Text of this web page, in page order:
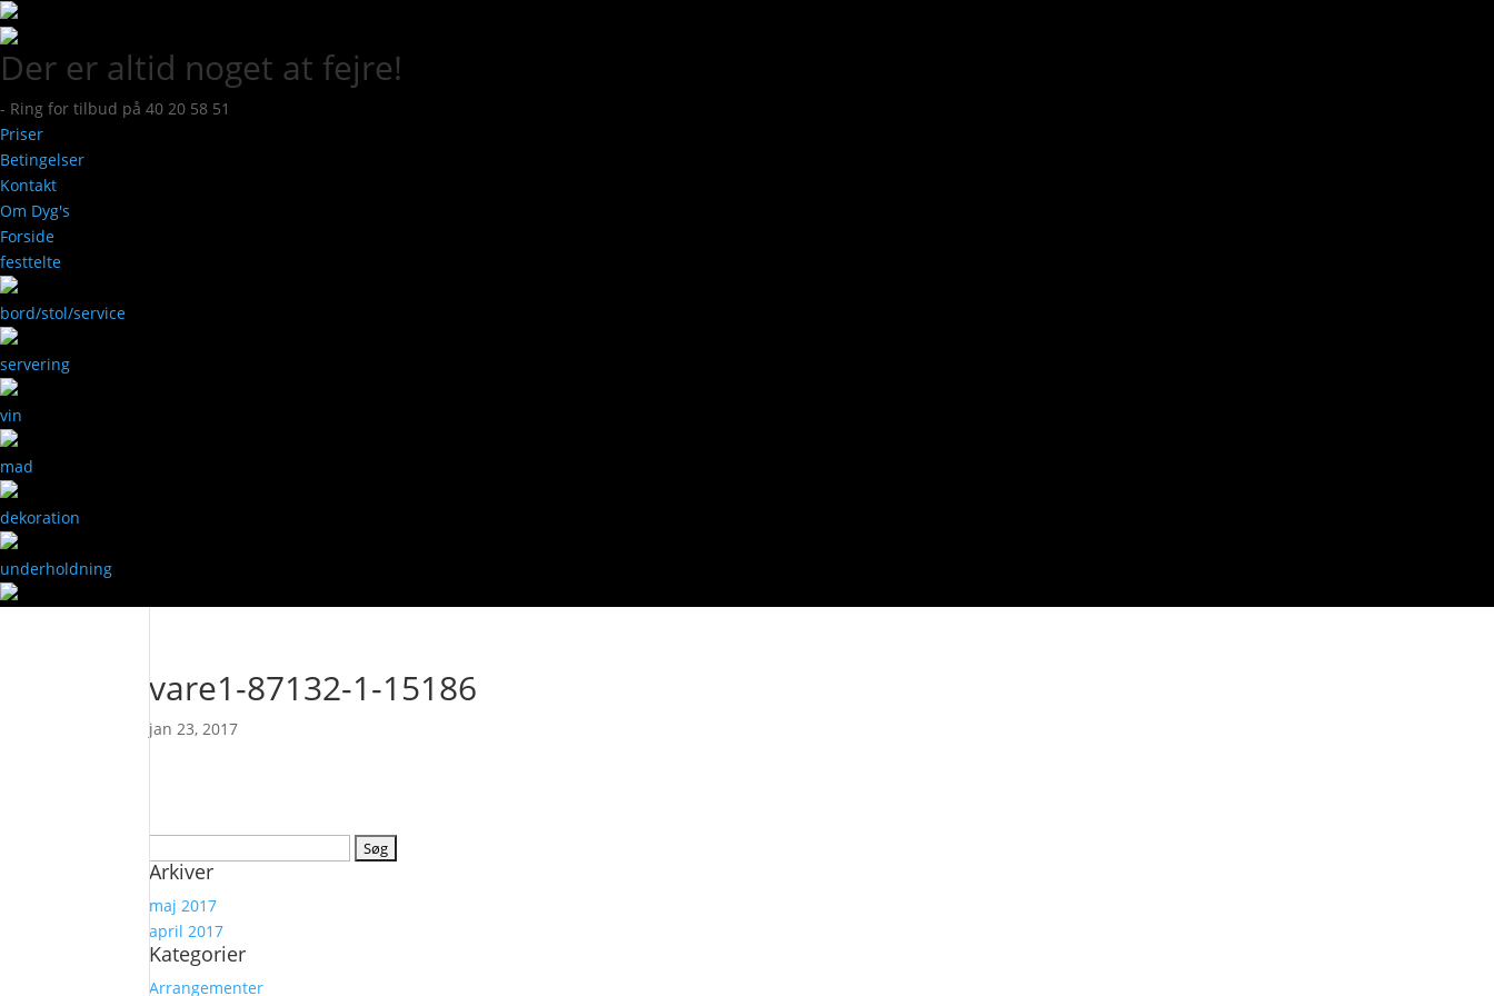
Der er altid noget at fejre!
- Ring for tilbud på 40 20 58 51
Priser
Betingelser
Kontakt
Om Dyg's
Forside
festtelte
bord/stol/service
servering
vin
mad
dekoration
underholdning
vare1-87132-1-15186
jan 23, 2017
efter:
Arkiver
maj 2017
april 2017
Kategorier
Arrangementer